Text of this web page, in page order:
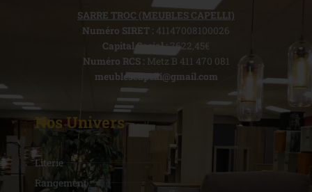
SARRE TROC (MEUBLES CAPELLI)
Numéro SIRET : 41147008100026
Capital Social :7622,45€
Numéro RCS : Metz B 411 470 081
meublescapelli@gmail.com
Nos Univers
Literie
Rangement